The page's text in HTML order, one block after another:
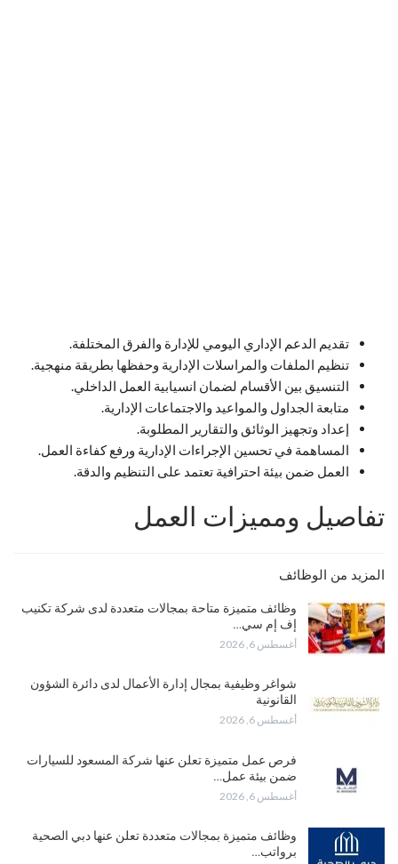
تقديم الدعم الإداري اليومي للإدارة والفرق المختلفة.
تنظيم الملفات والمراسلات الإدارية وحفظها بطريقة منهجية.
التنسيق بين الأقسام لضمان انسيابية العمل الداخلي.
متابعة الجداول والمواعيد والاجتماعات الإدارية.
إعداد وتجهيز الوثائق والتقارير المطلوبة.
المساهمة في تحسين الإجراءات الإدارية ورفع كفاءة العمل.
العمل ضمن بيئة احترافية تعتمد على التنظيم والدقة.
تفاصيل ومميزات العمل
المزيد من الوظائف
وظائف متميزة متاحة بمجالات متعددة لدى شركة تكنيب
إف إم سي…
أغسطس 6, 2026
شواغر وظيفية بمجال إدارة الأعمال لدى دائرة الشؤون
القانونية
أغسطس 6, 2026
فرص عمل متميزة تعلن عنها شركة المسعود للسيارات
ضمن بيئة عمل…
أغسطس 6, 2026
وظائف متميزة بمجالات متعددة تعلن عنها دبي الصحية
برواتب…